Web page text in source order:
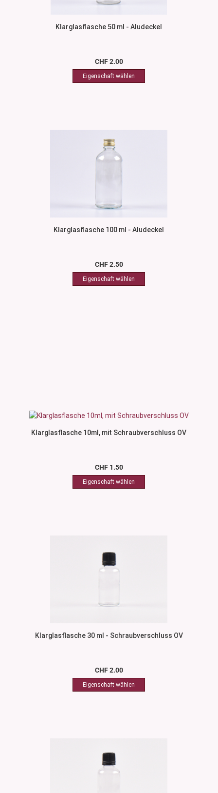
Klarglasflasche 50 ml - Aludeckel
CHF 2.00
Klarglasflasche 100 ml - Aludeckel
CHF 2.50
Klarglasflasche 10ml, mit Schraubverschluss OV
CHF 1.50
Klarglasflasche 30 ml - Schraubverschluss OV
CHF 2.00